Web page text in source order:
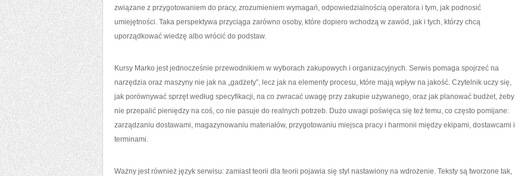
związane z przygotowaniem do pracy, zrozumieniem wymagań, odpowiedzialnością operatora i tym, jak podnosić
umiejętności. Taka perspektywa przyciąga zarówno osoby, które dopiero wchodzą w zawód, jak i tych, którzy chcą
uporządkować wiedzę albo wrócić do podstaw.
Kursy Marko jest jednocześnie przewodnikiem w wyborach zakupowych i organizacyjnych. Serwis pomaga spojrzeć na
narzędzia oraz maszyny nie jak na „gadżety”, lecz jak na elementy procesu, które mają wpływ na jakość. Czytelnik uczy się,
jak porównywać sprzęt według specyfikacji, na co zwracać uwagę przy zakupie używanego, oraz jak planować budżet, żeby
nie przepalić pieniędzy na coś, co nie pasuje do realnych potrzeb. Dużo uwagi poświęca się też temu, co często pomijane:
zarządzaniu dostawami, magazynowaniu materiałów, przygotowaniu miejsca pracy i harmonii między ekipami, dostawcami i
terminami.
Ważny jest również język serwisu: zamiast teorii dla teorii pojawia się styl nastawiony na wdrożenie. Teksty są tworzone tak,